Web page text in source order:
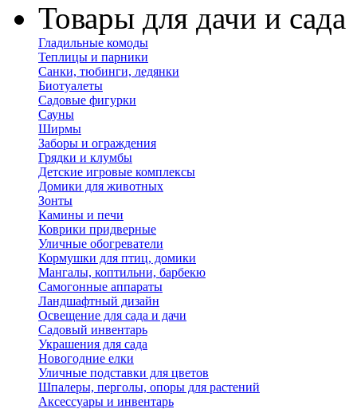
Товары для дачи и сада
Гладильные комоды
Теплицы и парники
Санки, тюбинги, ледянки
Биотуалеты
Садовые фигурки
Сауны
Ширмы
Заборы и ограждения
Грядки и клумбы
Детские игровые комплексы
Домики для животных
Зонты
Камины и печи
Коврики придверные
Уличные обогреватели
Кормушки для птиц, домики
Мангалы, коптильни, барбекю
Самогонные аппараты
Ландшафтный дизайн
Освещение для сада и дачи
Садовый инвентарь
Украшения для сада
Новогодние елки
Уличные подставки для цветов
Шпалеры, перголы, опоры для растений
Аксессуары и инвентарь